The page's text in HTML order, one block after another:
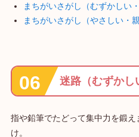
まちがいさがし（むずかしい
まちがいさがし（やさしい・親
迷路（むずかし
指や鉛筆でたどって集中力を鍛
け。